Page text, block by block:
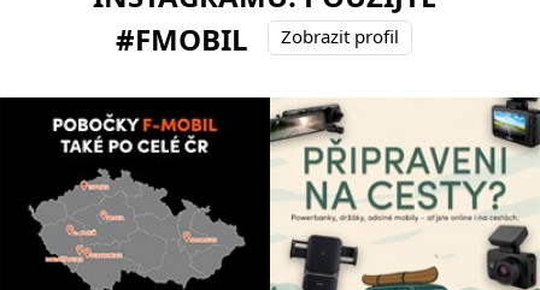
#FMOBIL
Zobrazit profil